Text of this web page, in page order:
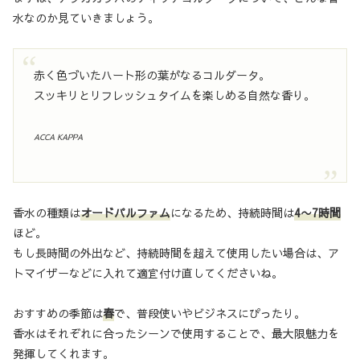
水なのか見ていきましょう。
赤く色づいたハート形の葉がなるコルダータ。
スッキリとリフレッシュタイムを楽しめる自然な香り。
ACCA KAPPA
香水の種類はオードパルファムになるため、持続時間は4〜7時間
ほど。
もし長時間の外出など、持続時間を超えて使用したい場合は、ア
トマイザーなどに入れて適宜付け直してくださいね。
おすすめの季節は春で、普段使いやビジネスにぴったり。
香水はそれぞれに合ったシーンで使用することで、最大限魅力を
発揮してくれます。